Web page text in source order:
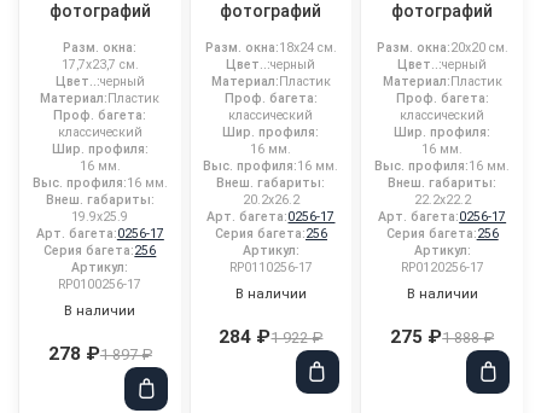
фотографий
Разм. окна:
17,7x23,7 см.
Цвет..:черный
Материал: Пластик
Проф. багета:
классический
Шир. профиля:
16 мм.
Выс. профиля:16 мм.
Внеш. габариты:
19.9x25.9
Арт. багета:0256-17
Серия багета:256
Артикул:
RP0100256-17
В наличии
278 ₽1 897 ₽
фотографий
Разм. окна:18x24 см.
Цвет..:черный
Материал: Пластик
Проф. багета:
классический
Шир. профиля:
16 мм.
Выс. профиля:16 мм.
Внеш. габариты:
20.2x26.2
Арт. багета:0256-17
Серия багета:256
Артикул:
RP0110256-17
В наличии
284 ₽1 922 ₽
фотографий
Разм. окна:20x20 см.
Цвет..:черный
Материал: Пластик
Проф. багета:
классический
Шир. профиля:
16 мм.
Выс. профиля:16 мм.
Внеш. габариты:
22.2x22.2
Арт. багета:0256-17
Серия багета:256
Артикул:
RP0120256-17
В наличии
275 ₽1 888 ₽